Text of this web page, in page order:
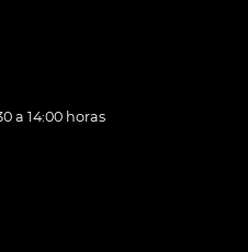
a 14:00 horas